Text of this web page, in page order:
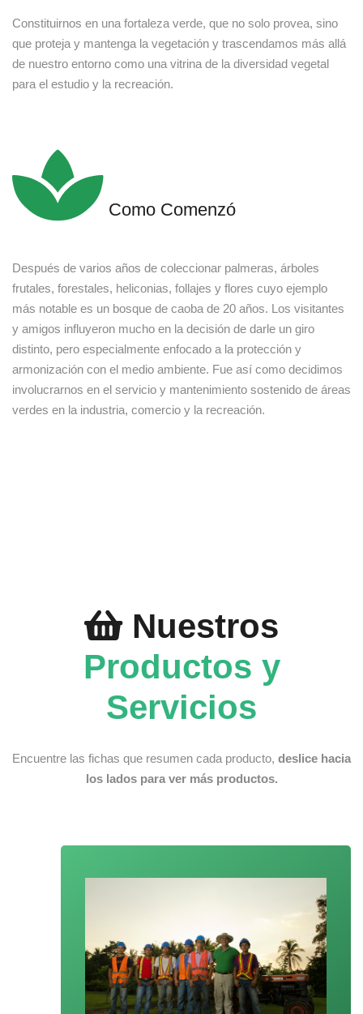
Constituirnos en una fortaleza verde, que no solo provea, sino
que proteja y mantenga la vegetación y trascendamos más allá
de nuestro entorno como una vitrina de la diversidad vegetal
para el estudio y la recreación.
Como Comenzó
Después de varios años de coleccionar palmeras, árboles
frutales, forestales, heliconias, follajes y flores cuyo ejemplo
más notable es un bosque de caoba de 20 años. Los visitantes
y amigos influyeron mucho en la decisión de darle un giro
distinto, pero especialmente enfocado a la protección y
armonización con el medio ambiente. Fue así como decidimos
involucrarnos en el servicio y mantenimiento sostenido de áreas
verdes en la industria, comercio y la recreación.
Nuestros
Productos y
Servicios
Encuentre las fichas que resumen cada producto, deslice hacia
los lados para ver más productos.